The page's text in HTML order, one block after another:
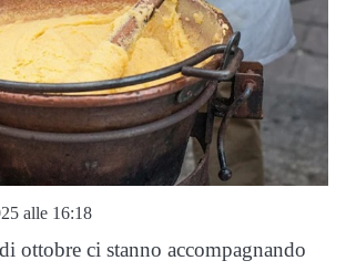
alle 16:18
ottobre ci stanno accompagnando